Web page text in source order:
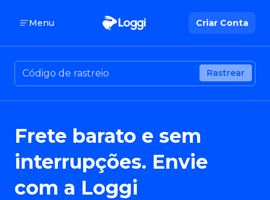
Menu Criar Conta
Rastrear
Frete barato e sem
interrupções. Envie
com a Loggi